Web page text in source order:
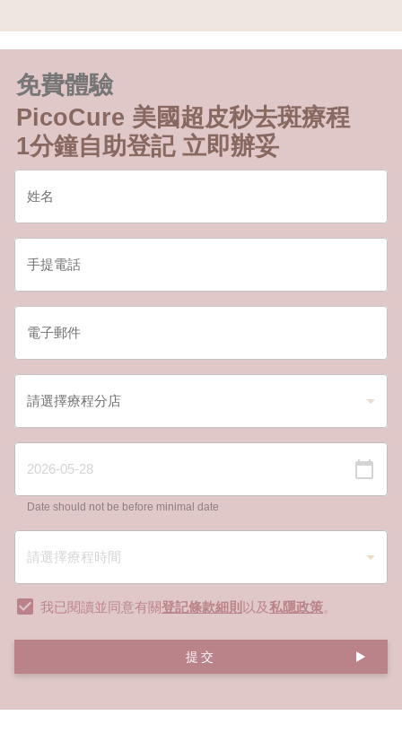
免費體驗
PicoCure 美國超皮秒去斑療程
1分鐘自助登記 立即辦妥
Date should not be before minimal date
我已閱讀並同意有關登記條款細則 以及私隱政策。
提交